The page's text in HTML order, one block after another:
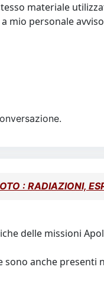
materiale
mio personale
: RADIAZIONI,
delle missioni
sono anche